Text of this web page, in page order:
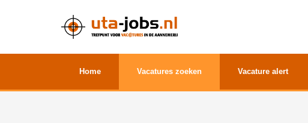
Home Vacatures zoeken Vacature alert